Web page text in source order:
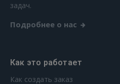
задач.
Подробнее о нас
Как это работает
Как создать заказ